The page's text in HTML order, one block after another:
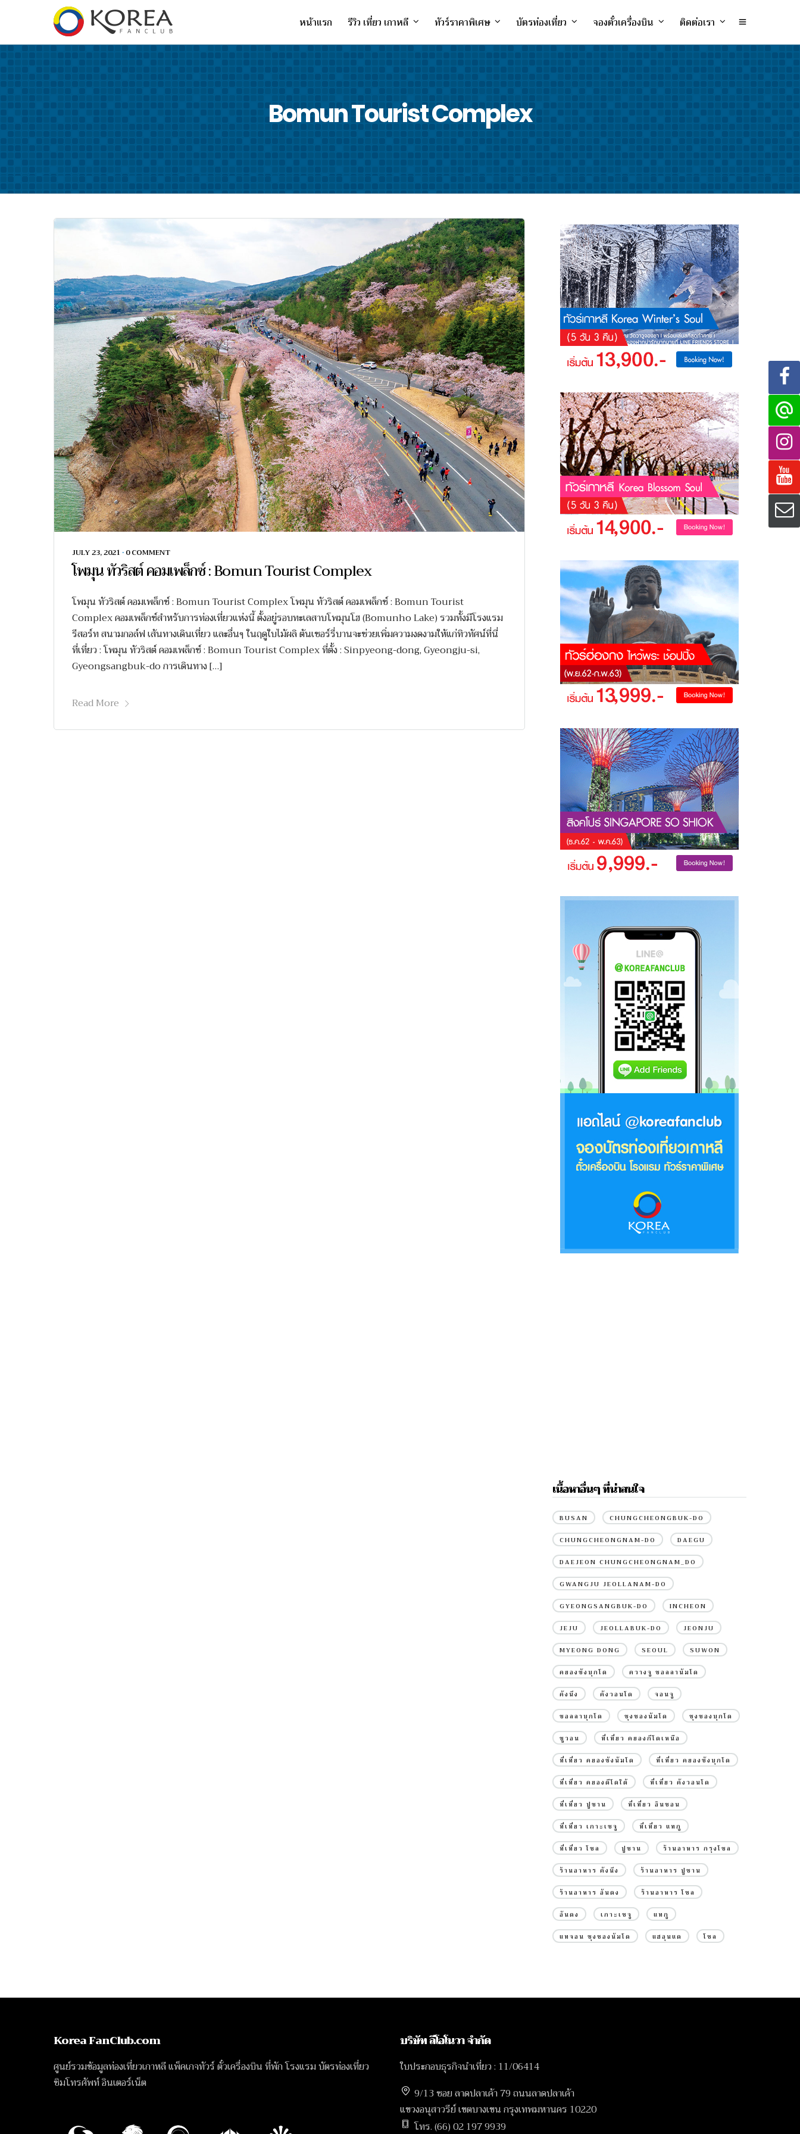
หน้าแรก รีวิว เที่ยว เกาหลี ทัวร์ราคาพิเศษ บัตรท่องเที่ยว จองตั๋วเครื่องบิน ติดต่อเรา
Bomun Tourist Complex
JULY 23, 2021 • 0 COMMENT
โพมุน ทัวริสต์ คอมเพล็กซ์ : Bomun Tourist Complex
โพมุน ทัวริสต์ คอมเพล็กซ์ : Bomun Tourist Complex โพมุน ทัวริสต์ คอมเพล็กซ์ : Bomun Tourist
Complex คอมเพล็กซ์สำหรับการท่องเที่ยวแห่งนี้ ตั้งอยู่รอบทะเลสาบโพมุนโฮ (Bomunho Lake) รวมทั้งมีโรงแรม
รีสอร์ท สนามกอล์ฟ เส้นทางเดินเที่ยว และอื่นๆ ในฤดูใบไม้ผลิ ต้นเชอร์รี่บานจะช่วยเพิ่มความงดงามให้แก่ทิวทัศน์ที่นี่
ที่เที่ยว : โพมุน ทัวริสต์ คอมเพล็กซ์ : Bomun Tourist Complex ที่ตั้ง : Sinpyeong-dong, Gyeongju-si,
Gyeongsangbuk-do การเดินทาง […]
Read More
เนื้อหาอื่นๆ ที่น่าสนใจ
BUSAN CHUNGCHEONGBUK-DO
CHUNGCHEONGNAM-DO DAEGU
DAEJEON CHUNGCHEONGNAM_DO
GWANGJU JEOLLANAM-DO
GYEONGSANGBUK-DO INCHEON
JEJU JEOLLABUK-DO JEONJU
MYEONG DONG SEOUL SUWON
คยองซังบุกโด ควางจู ชอลลานัมโด
คังนึง คังวอนโด จอนจู
ชอลลาบุกโด ชุงชองนัมโด ชุงชองบุกโด
ซูวอน ที่เที่ยว คยองกีโดเหนือ
ที่เที่ยว คยองซังนัมโด ที่เที่ยว คยองซังบุกโด
ที่เที่ยว คยองดีโดใต้ ที่เที่ยว คังวอนโด
ที่เที่ยว ปูซาน ที่เที่ยว อินชอน
ที่เที่ยว เกาะเชจู ที่เที่ยว แทกู
ที่เที่ยว โซล ปูซาน ร้านอาหาร กรุงโซล
ร้านอาหาร คังนึง ร้านอาหาร ปูซาน
ร้านอาหาร อันดง ร้านอาหาร โซล
อันดง เกาะเชจู แทกู
แทจอน ชุงชองนัมโด แฮอุนแด โซล
Korea FanClub.com
ศูนย์รวมข้อมูลท่องเที่ยวเกาหลี แพ็คเกจทัวร์ ตั๋วเครื่องบิน ที่พัก โรงแรม บัตรท่องเที่ยว
ซิมโทรศัพท์ อินเตอร์เน็ต
บริษัท ลีโอโนวา จำกัด
ใบประกอบธุรกิจนำเที่ยว : 11/06414
9/13 ซอย ลาดปลาเค้า 79 ถนนลาดปลาเค้า
แขวงอนุสาวรีย์ เขตบางเขน กรุงเทพมหานคร 10220
โทร. (66) 02 197 9939